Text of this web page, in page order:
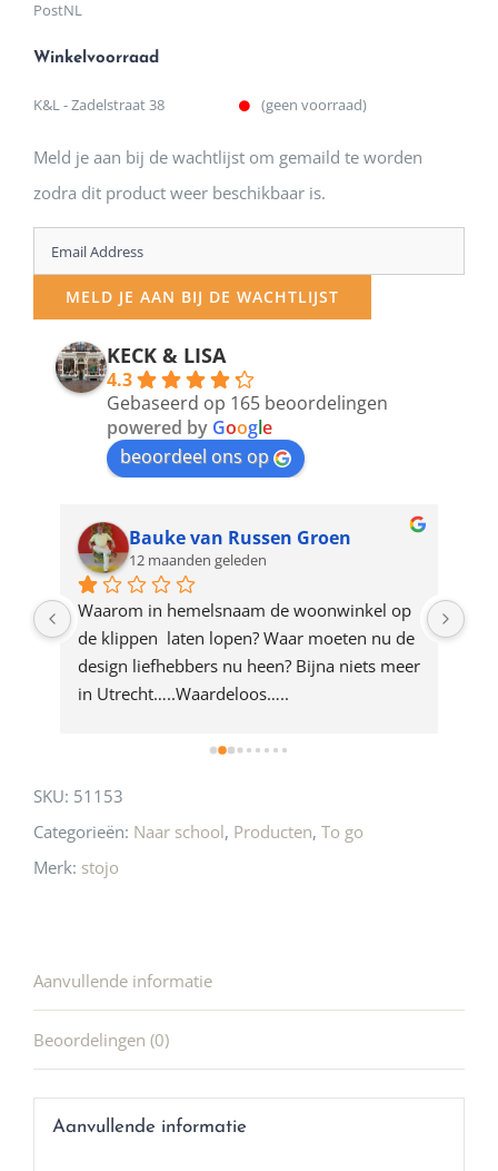
PostNL
Winkelvoorraad
K&L - Zadelstraat 38 (geen voorraad)
Meld je aan bij de wachtlijst om gemaild te worden
zodra dit product weer beschikbaar is.
Enter
your
email
address
product
MELD JE AAN BIJ DE WACHTLIJST
KECK & LISA
4.3
Gebaseerd op 165 beoordelingen
powered by Google
beoordeel ons op
Bauke van Russen Groen
12 maanden geleden
Waarom in hemelsnaam de woonwinkel op
de klippen  laten lopen? Waar moeten nu de
design liefhebbers nu heen? Bijna niets meer
in Utrecht…..Waardeloos…..
SKU: 51153
Categorieën: Naar school, Producten, To go
Merk: stojo
Aanvullende informatie
Beoordelingen (0)
Aanvullende informatie